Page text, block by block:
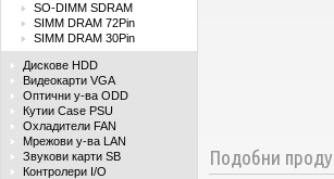
SO-DIMM SDRAM
SIMM DRAM 72Pin
SIMM DRAM 30Pin
Дискове HDD
Видеокарти VGA
Оптични у-ва ODD
Кутии Case PSU
Охладители FAN
Мрежови у-ва LAN
Звукови карти SB
Контролери I/O
Подобни